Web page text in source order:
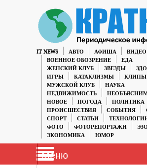
IT NEWS АВТО АФИША
ВИДЕО
ВОЕННОЕ ОБОЗРЕНИЕ
ЕДА
ЖЕНСКИЙ КЛУБ
ЗВЕЗДЫ
ИГРЫ
КАТАКЛИЗМЫ КЛИПЫ
МУЖСКОЙ КЛУБ
НАУКА
НЕДВИЖИМОСТЬ
НОВОЕ
ПОГОДА
ПОЛИТИКА
ПРОИСШЕСТВИЯ
СОБЫТИЯ
СПОРТ
СТАТЬИ
ФОТО
ФОТОРЕПОРТАЖИ
ЭКОНОМИКА
ЮМОР
Меню